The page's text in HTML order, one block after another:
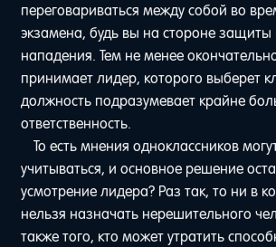
переговариваться между собой во
экзамена, будь вы на стороне защиты
нападения. Тем не менее
принимает лидер, которого выберет
должность подразумевает крайне
ответственность.
То есть мнения одноклассников
учитываться, и основное решение
усмотрение лидера? Раз так, то ни в
нельзя назначать нерешительного
также того, кто может утратить